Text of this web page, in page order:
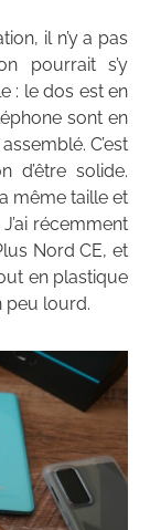
il n’y a pas
pourrait s’y
: le dos est en
sont en
C’est
d’être solide.
même taille et
récemment
Nord CE, et
en plastique
peu lourd.